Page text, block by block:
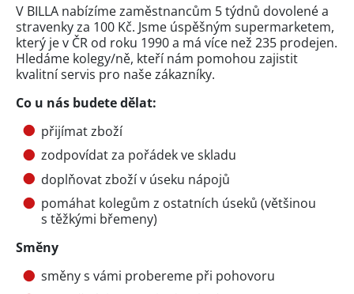
V BILLA nabízíme zaměstnancům 5 týdnů dovolené a
stravenky za 100 Kč. Jsme úspěšným supermarketem,
který je v ČR od roku 1990 a má více než 235 prodejen.
Hledáme kolegy/ně, kteří nám pomohou zajistit
kvalitní servis pro naše zákazníky.
Co u nás budete dělat:
přijímat zboží
zodpovídat za pořádek ve skladu
doplňovat zboží v úseku nápojů
pomáhat kolegům z ostatních úseků (většinou
s těžkými břemeny)
Směny
směny s vámi probereme při pohovoru